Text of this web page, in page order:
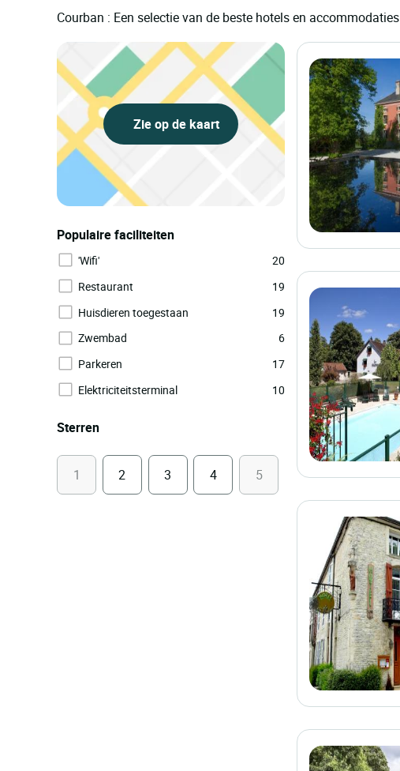
Courban : Een selectie van de beste hotels en accommodaties
Zie op de kaart
Populaire faciliteiten
'Wifi'
20
Restaurant
19
Huisdieren toegestaan
19
Zwembad
6
Parkeren
17
Elektriciteitsterminal
10
Sterren
1 2 3 4 5